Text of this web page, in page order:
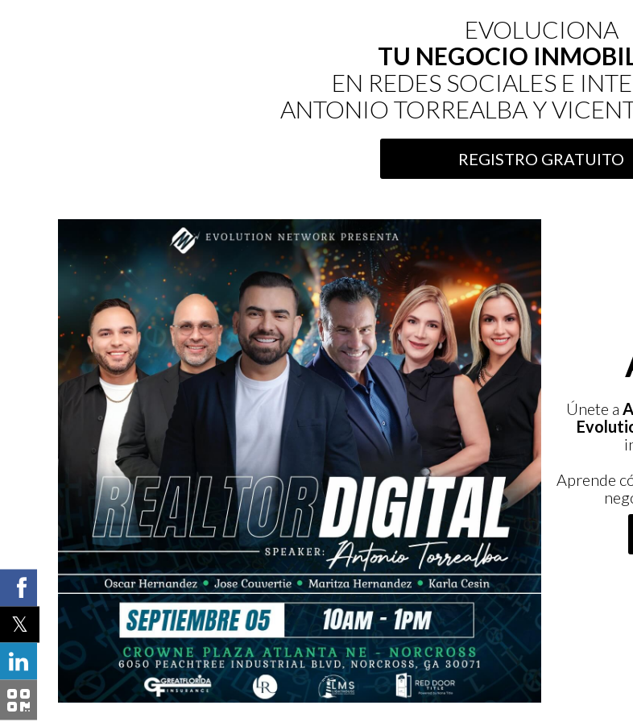
EVOLUCIONA
TU NEGOCIO
EN REDES SOCIALES E
ANTONIO TORREALBA Y
REGISTRO GRATUITO
Únete a
Aprende